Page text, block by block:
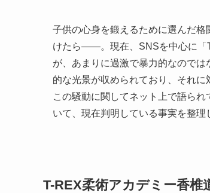
子供の心身を鍛えるために選んだ
けたら――。現在、SNSを中心に「
が、あまりに過激で暴力的なので
的な光景が収められており、それに
この騒動に関してネット上で語ら
いて、現在判明している事実を整理
T-REX柔術アカデミー香椎